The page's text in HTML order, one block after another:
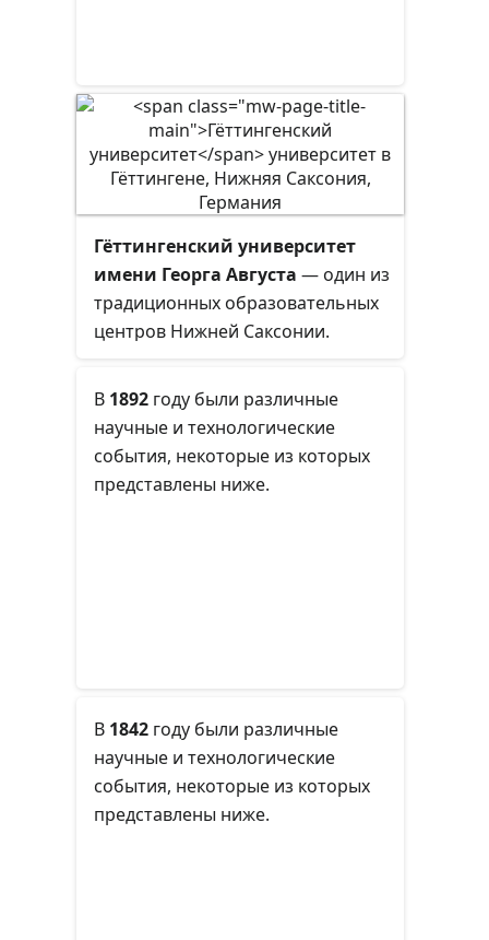
Гёттингенский университет
имени Георга Августа — один из
традиционных образовательных
центров Нижней Саксонии.
В 1892 году были различные
научные и технологические
события, некоторые из которых
представлены ниже.
В 1842 году были различные
научные и технологические
события, некоторые из которых
представлены ниже.